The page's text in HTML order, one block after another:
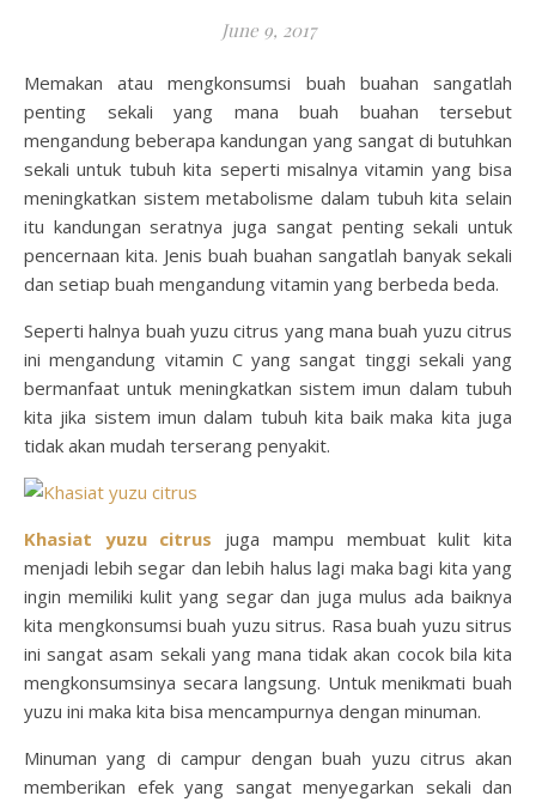
June 9, 2017
Memakan atau mengkonsumsi buah buahan sangatlah
penting sekali yang mana buah buahan tersebut
mengandung beberapa kandungan yang sangat di butuhkan
sekali untuk tubuh kita seperti misalnya vitamin yang bisa
meningkatkan sistem metabolisme dalam tubuh kita selain
itu kandungan seratnya juga sangat penting sekali untuk
pencernaan kita. Jenis buah buahan sangatlah banyak sekali
dan setiap buah mengandung vitamin yang berbeda beda.
Seperti halnya buah yuzu citrus yang mana buah yuzu citrus
ini mengandung vitamin C yang sangat tinggi sekali yang
bermanfaat untuk meningkatkan sistem imun dalam tubuh
kita jika sistem imun dalam tubuh kita baik maka kita juga
tidak akan mudah terserang penyakit.
Khasiat yuzu citrus juga mampu membuat kulit kita
menjadi lebih segar dan lebih halus lagi maka bagi kita yang
ingin memiliki kulit yang segar dan juga mulus ada baiknya
kita mengkonsumsi buah yuzu sitrus. Rasa buah yuzu sitrus
ini sangat asam sekali yang mana tidak akan cocok bila kita
mengkonsumsinya secara langsung. Untuk menikmati buah
yuzu ini maka kita bisa mencampurnya dengan minuman.
Minuman yang di campur dengan buah yuzu citrus akan
memberikan efek yang sangat menyegarkan sekali dan